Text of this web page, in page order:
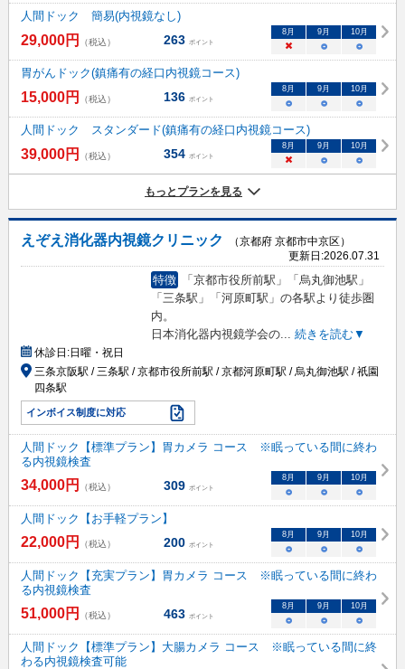
人間ドック 簡易(内視鏡なし)
29,000円 （税込） 263 ポイント
8月 9月 10月
× ○ ○
胃がんドック(鎮痛有の経口内視鏡コース)
15,000円 （税込） 136 ポイント
8月 9月 10月
○ ○ ○
人間ドック スタンダード(鎮痛有の経口内視鏡コース)
39,000円 （税込） 354 ポイント
8月 9月 10月
× ○ ○
もっとプランを見る
えぞえ消化器内視鏡クリニック
（京都府 京都市中京区）
更新日:2026.07.31
特徴
「京都市役所前駅」「烏丸御池駅」
「三条駅」「河原町駅」の各駅より徒歩圏
内。
日本消化器内視鏡学会の... 続きを読む▼
休診日:日曜・祝日
三条京阪駅 / 三条駅 / 京都市役所前駅 / 京都河原町駅 / 烏丸御池駅 / 祇園
四条駅
インボイス制度に対応
人間ドック【標準プラン】胃カメラ コース ※眠っている間に終わ
る内視鏡検査
34,000円 （税込） 309 ポイント
8 月 9 月 10月
○ ○ ○
人間ドック【お手軽プラン】
22,000円 （税込） 200 ポイント
8 月 9 月 10月
○ ○ ○
人間ドック【充実プラン】胃カメラ コース ※眠っている間に終わ
る内視鏡検査
51,000円 （税込） 463 ポイント
8 月 9 月 10月
○ ○ ○
人間ドック【標準プラン】大腸カメラ コース ※眠っている間に終
わる内視鏡検査可能